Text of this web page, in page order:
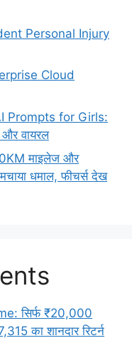
Personal Injury
Cloud
Prompts for Girls:
और वायरल
माइलेज और
धमाल, फीचर्स देख
सिर्फ ₹20,000
का शानदार रिटर्न